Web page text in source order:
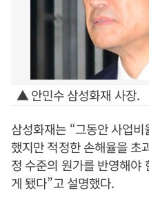
▲ 안민수 삼성화재 사장.
삼성화재는 “그동안 사업
했지만 적정한 손해율을 초
정 수준의 원가를 반영해야
게 됐다”고 설명했다.